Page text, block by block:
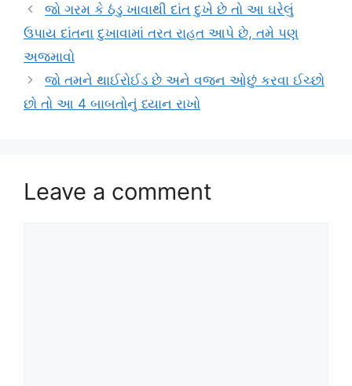
જો ગરમ કે ઠંડુ ખાવાથી દાંત દુખે છે તો આ ઘરેલું
ઉપાય દાંતના દુખાવામાં તરત રાહત આપે છે, તમે પણ
અજમાવો
જો તમને થાઈરોઈડ છે અને વજન ઓછું કરવા ઈચ્છો
છો તો આ 4 બાબતોનું ધ્યાન રાખો
Leave a comment